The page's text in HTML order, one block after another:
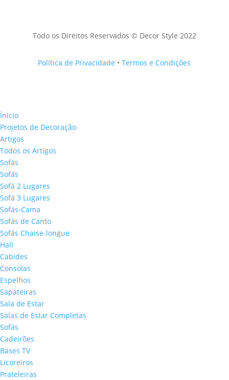
Todo os Direitos Reservados © Decor Style 2022
Política de Privacidade •Termos e Condições
Ínicio
Projetos de Decoração
Artigos
Todos os Artigos
Sofás
Sofás
Sofá 2 Lugares
Sofá 3 Lugares
Sofás-Cama
Sofás de Canto
Sofás Chaise-longue
Hall
Cabides
Consolas
Espelhos
Sapateiras
Sala de Estar
Salas de Estar Completas
Sofás
Cadeirões
Bases TV
Licoreiros
Prateleiras